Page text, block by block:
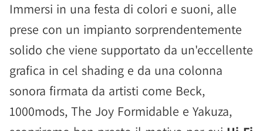
Immersi in una festa di colori e suoni, alle
prese con un impianto sorprendentemente
solido che viene supportato da un'eccellente
grafica in cel shading e da una colonna
sonora firmata da artisti come Beck,
1000mods, The Joy Formidable e Yakuza,